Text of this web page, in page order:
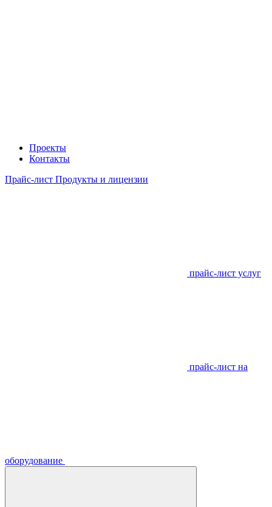
Проекты
Контакты
Прайс-лист Продукты и лицензии
прайс-лист услуг
прайс-лист на
оборудование